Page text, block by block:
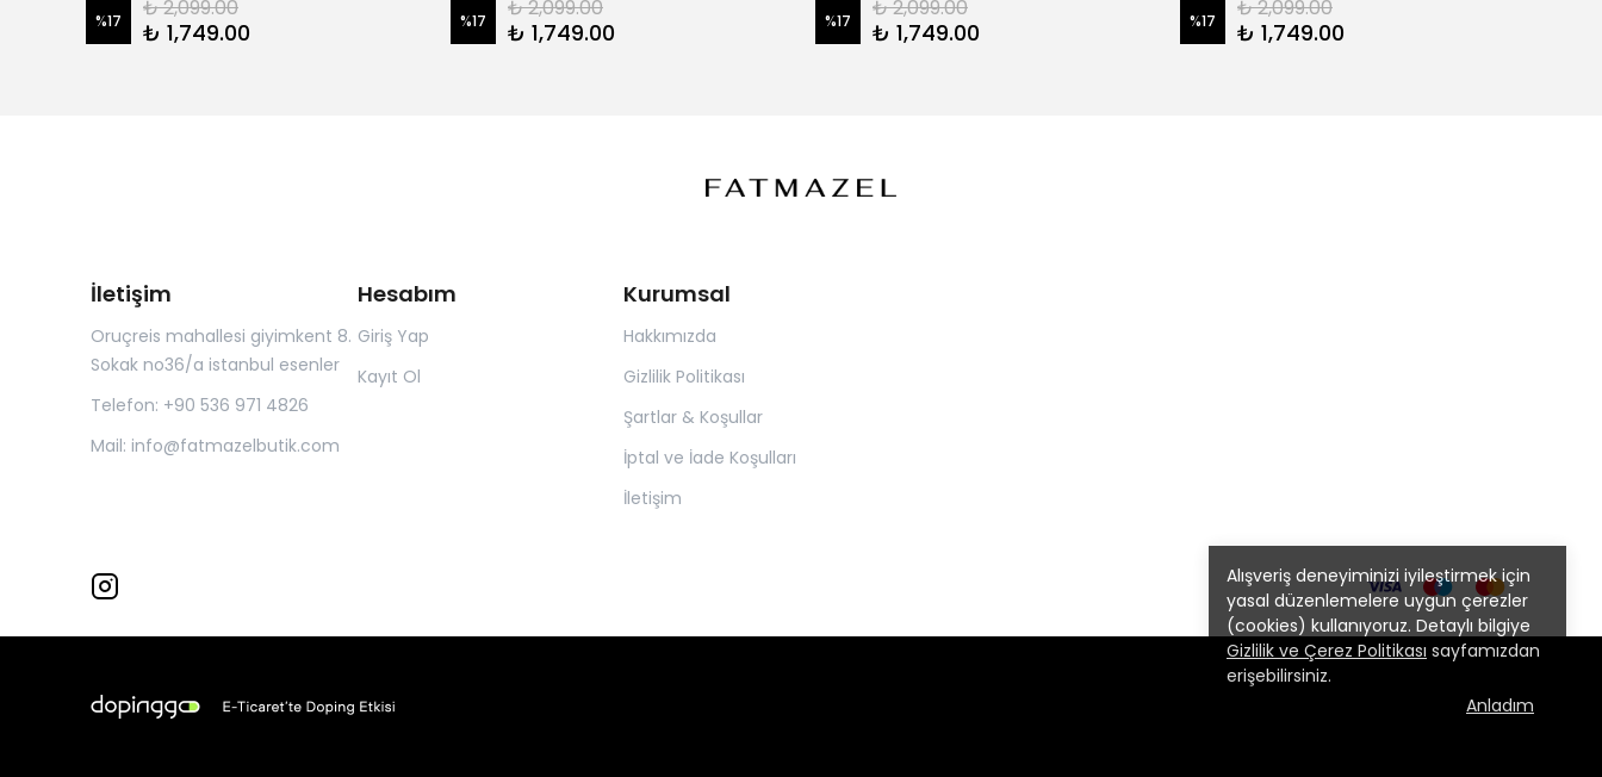
Alışveriş deneyiminizi iyileştirmek için
yasal düzenlemelere uygun çerezler
(cookies) kullanıyoruz. Detaylı bilgiye
Gizlilik ve Çerez Politikası sayfamızdan
erişebilirsiniz.
Anladım
%17 ₺ 2,099.00
₺ 1,749.00 %17 ₺ 2,099.00
₺ 1,749.00 %17 ₺ 2,099.00
₺ 1,749.00 %17 ₺ 2,099.00
₺ 1,749.00
İletişim
Oruçreis mahallesi giyimkent 8.
Sokak no36/a istanbul esenler
Telefon: +90 536 971 4826
Mail: info@fatmazelbutik.com
Hesabım
Giriş Yap
Kayıt Ol
Kurumsal
Hakkımızda
Gizlilik Politikası
Şartlar & Koşullar
İptal ve İade Koşulları
İletişim